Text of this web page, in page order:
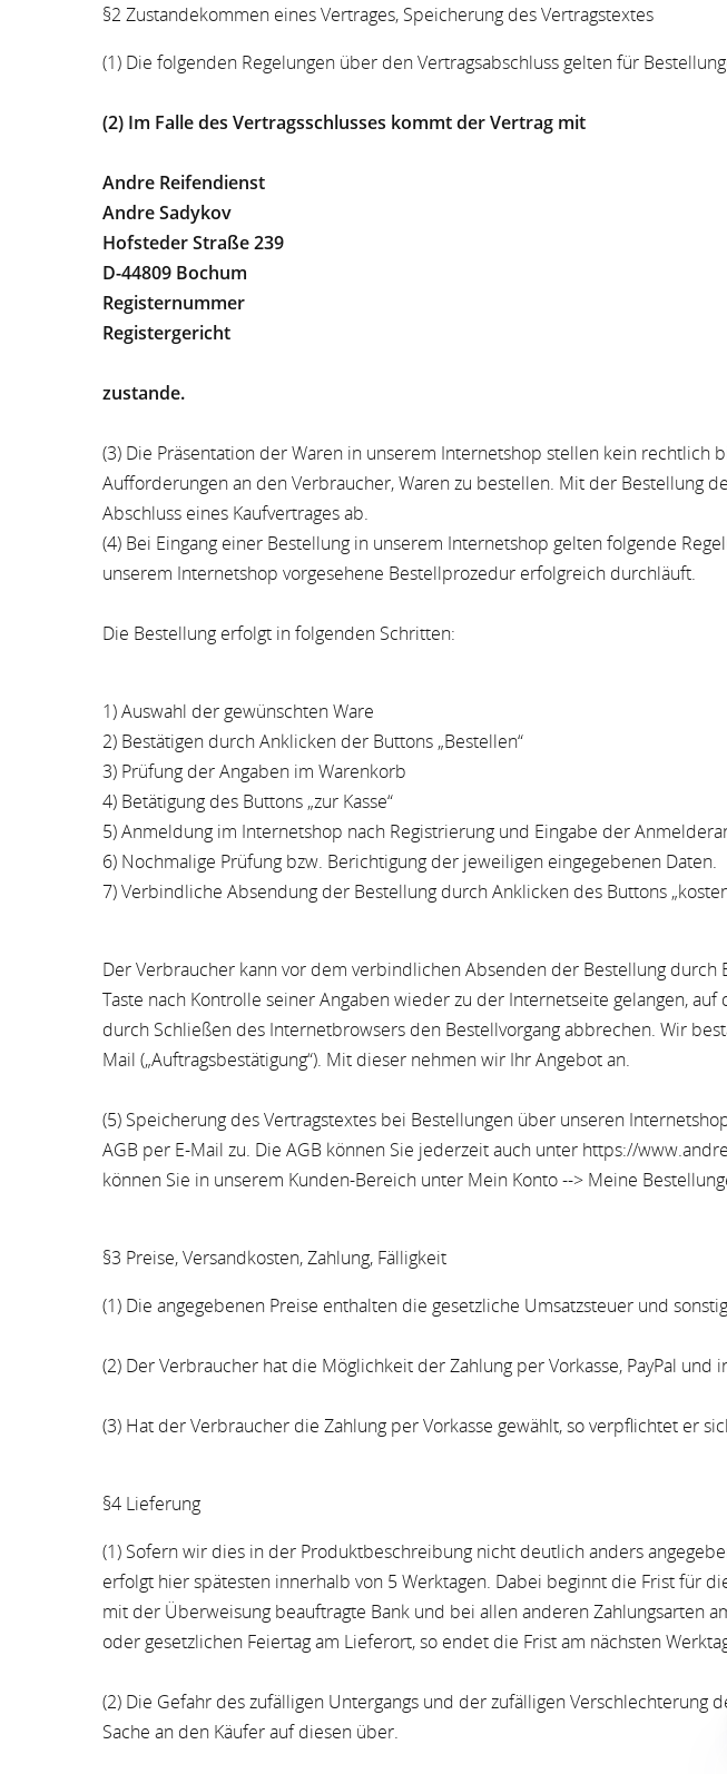
§2 Zustandekommen eines Vertrages, Speicherung des Vertragstextes
(1) Die folgenden Regelungen über den Vertragsabschluss gelten für
(2) Im Falle des Vertragsschlusses kommt der Vertrag mit
Andre Reifendienst
Andre Sadykov
Hofsteder Straße 239
D-44809 Bochum
Registernummer
Registergericht
zustande.
(3) Die Präsentation der Waren in unserem Internetshop stellen kein
Aufforderungen an den Verbraucher, Waren zu bestellen. Mit der Bestellung
Abschluss eines Kaufvertrages ab.
(4) Bei Eingang einer Bestellung in unserem Internetshop gelten folgende
unserem Internetshop vorgesehene Bestellprozedur erfolgreich durchläuft.
Die Bestellung erfolgt in folgenden Schritten:
1) Auswahl der gewünschten Ware
2) Bestätigen durch Anklicken der Buttons „Bestellen“
3) Prüfung der Angaben im Warenkorb
4) Betätigung des Buttons „zur Kasse“
5) Anmeldung im Internetshop nach Registrierung und Eingabe der
6) Nochmalige Prüfung bzw. Berichtigung der jeweiligen eingegebenen Daten.
7) Verbindliche Absendung der Bestellung durch Anklicken des Buttons
Der Verbraucher kann vor dem verbindlichen Absenden der Bestellung
Taste nach Kontrolle seiner Angaben wieder zu der Internetseite gelangen,
durch Schließen des Internetbrowsers den Bestellvorgang abbrechen. Wir
Mail („Auftragsbestätigung“). Mit dieser nehmen wir Ihr Angebot an.
(5) Speicherung des Vertragstextes bei Bestellungen über unseren
AGB per E-Mail zu. Die AGB können Sie jederzeit auch unter https://
können Sie in unserem Kunden-Bereich unter Mein Konto --> Meine
§3 Preise, Versandkosten, Zahlung, Fälligkeit
(1) Die angegebenen Preise enthalten die gesetzliche Umsatzsteuer und
(2) Der Verbraucher hat die Möglichkeit der Zahlung per Vorkasse, PayPal
(3) Hat der Verbraucher die Zahlung per Vorkasse gewählt, so verpflichtet er
§4 Lieferung
(1) Sofern wir dies in der Produktbeschreibung nicht deutlich anders
erfolgt hier spätesten innerhalb von 5 Werktagen. Dabei beginnt die Frist für
mit der Überweisung beauftragte Bank und bei allen anderen Zahlungsarten
oder gesetzlichen Feiertag am Lieferort, so endet die Frist am nächsten
(2) Die Gefahr des zufälligen Untergangs und der zufälligen
Sache an den Käufer auf diesen über.